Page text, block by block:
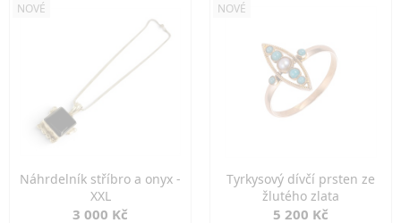
NOVÉ
Náhrdelník stříbro a onyx -
XXL
3 000 Kč
NOVÉ
Tyrkysový dívčí prsten ze
žlutého zlata
5 200 Kč